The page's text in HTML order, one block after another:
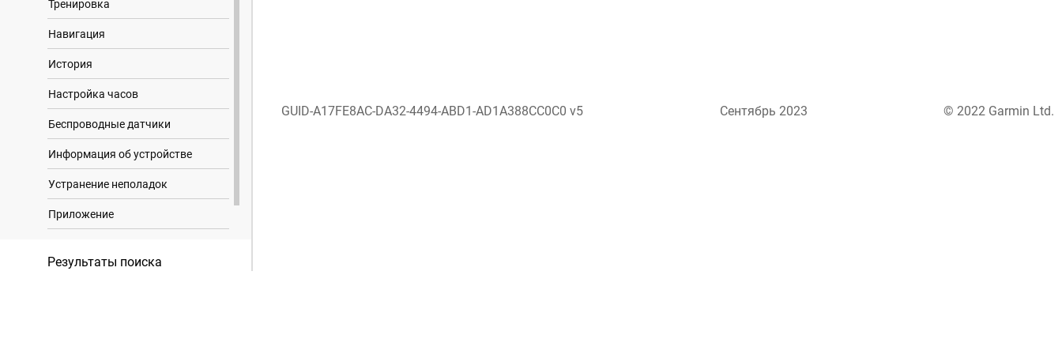
Тренировка
Навигация
История
Настройка часов
Беспроводные датчики
Информация об устройстве
Устранение неполадок
Приложение
Результаты поиска
GUID-A17FE8AC-DA32-4494-ABD1-AD1A388CC0C0 v5 Сентябрь 2023 © 2022 Garmin Ltd.